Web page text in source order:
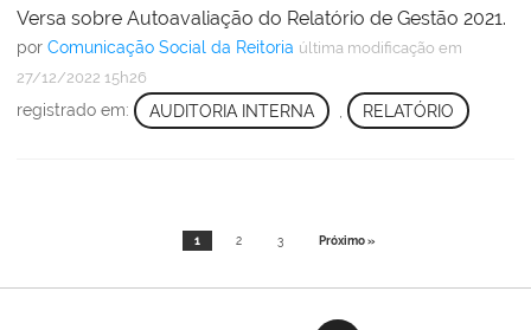
Versa sobre Autoavaliação do Relatório de Gestão 2021.
por Comunicação Social da Reitoria última modificação em
27/12/2022 15h26
registrado em: AUDITORIA INTERNA RELATÓRIO
1 2 3 Próximo »